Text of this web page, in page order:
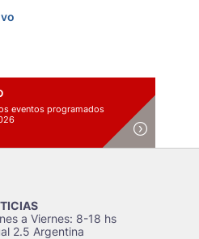
eventos programados
a Viernes: 8-18 hs
2.5 Argentina